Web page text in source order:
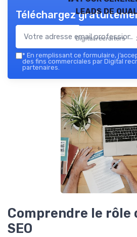
leads de
Digital recruiters —
Téléchargez
* En remplissant ce formulaire,
des fins commerciales par Digital
partenaires.
Comprendre le rôle
SEO